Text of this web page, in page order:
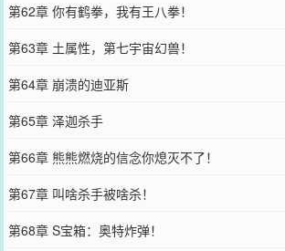
第62章 你有鹤拳，我有王八拳！
第63章 土属性，第七宇宙幻兽！
第64章 崩溃的迪亚斯
第65章 泽迦杀手
第66章 熊熊燃烧的信念你熄灭不了！
第67章 叫啥杀手被啥杀！
第68章 S宝箱：奥特炸弹！